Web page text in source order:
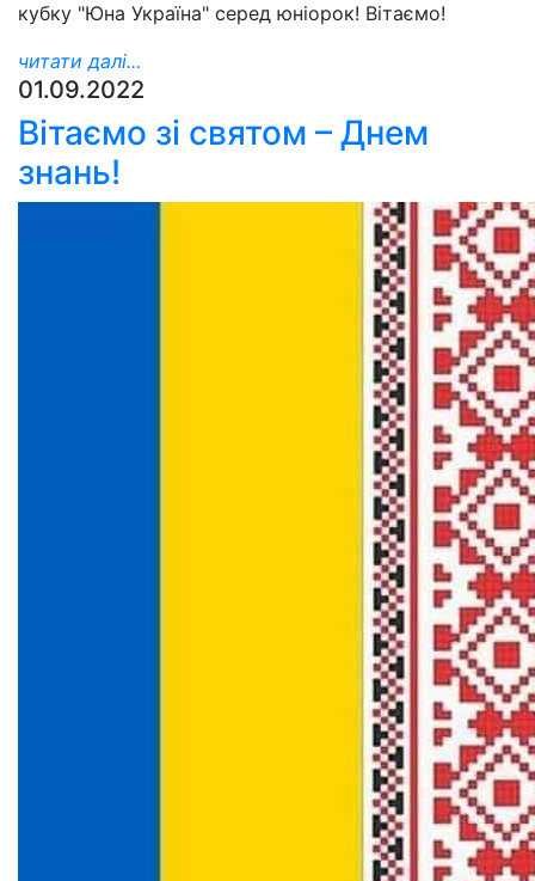
кубку "Юна Україна" серед юніорок! Вітаємо!
читати далі...
01.09.2022
Вітаємо зі святом – Днем
знань!